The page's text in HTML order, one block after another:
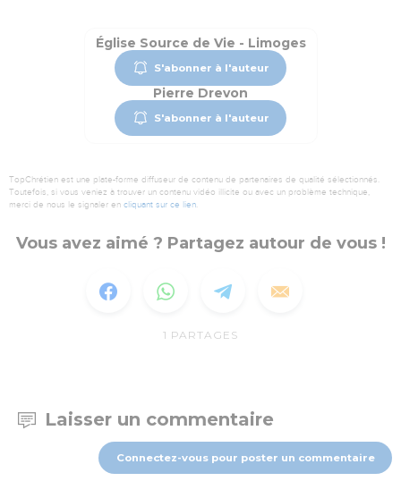
Église Source de Vie - Limoges
S'abonner à l'auteur
Pierre Drevon
S'abonner à l'auteur
TopChrétien est une plate-forme diffuseur de contenu de partenaires de qualité sélectionnés.
Toutefois, si vous veniez à trouver un contenu vidéo illicite ou avec un problème technique,
merci de nous le signaler en cliquant sur ce lien.
Vous avez aimé ? Partagez autour de vous !
1 PARTAGES
Laisser un commentaire
Connectez-vous pour poster un commentaire